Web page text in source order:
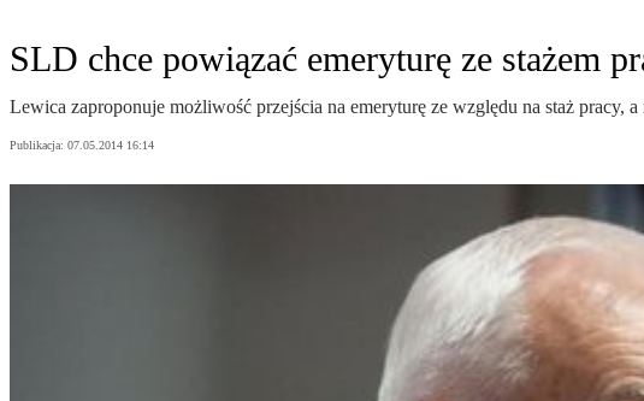
SLD chce powiązać emeryturę ze stażem
Lewica zaproponuje możliwość przejścia na emeryturę ze względu na staż pracy,
Publikacja: 07.05.2014 16:14